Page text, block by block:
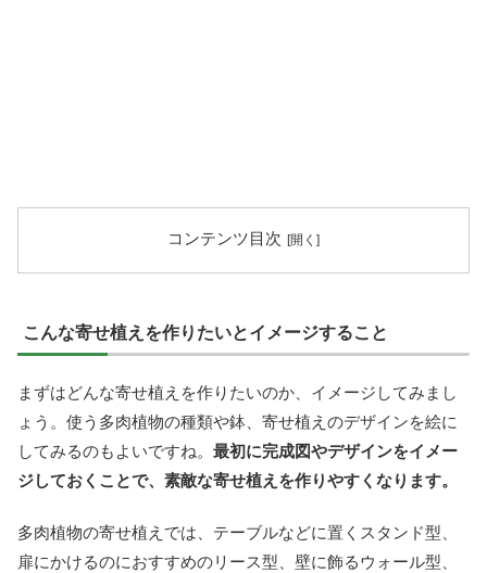
コンテンツ目次
こんな寄せ植えを作りたいとイメージすること
まずはどんな寄せ植えを作りたいのか、イメージしてみまし
ょう。使う多肉植物の種類や鉢、寄せ植えのデザインを絵に
してみるのもよいですね。 最初に完成図やデザインをイメー
ジしておくことで、素敵な寄せ植えを作りやすくなります。
多肉植物の寄せ植えでは、テーブルなどに置くスタンド型、
扉にかけるのにおすすめのリース型、壁に飾るウォール型、